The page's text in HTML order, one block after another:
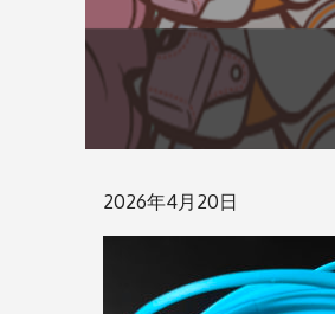
Posted
on
2026年4月20日